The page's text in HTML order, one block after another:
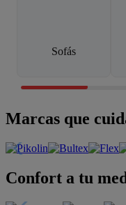
Sofás
Marcas que
Confort a tu